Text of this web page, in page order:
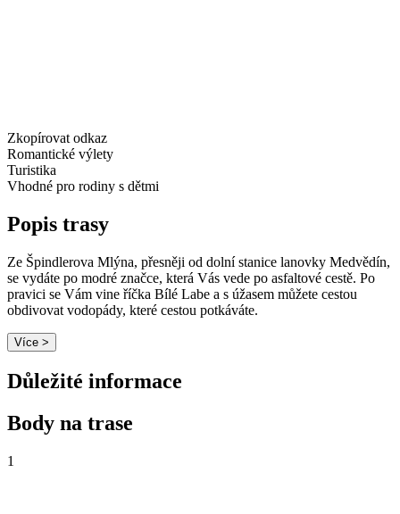
Zkopírovat odkaz
Romantické výlety
Turistika
Vhodné pro rodiny s dětmi
Popis trasy
Ze Špindlerova Mlýna, přesněji od dolní stanice lanovky Medvědín,
se vydáte po modré značce, která Vás vede po asfaltové cestě. Po
pravici se Vám vine říčka Bílé Labe a s úžasem můžete cestou
obdivovat vodopády, které cestou potkáváte.
Více >
Důležité informace
Body na trase
1